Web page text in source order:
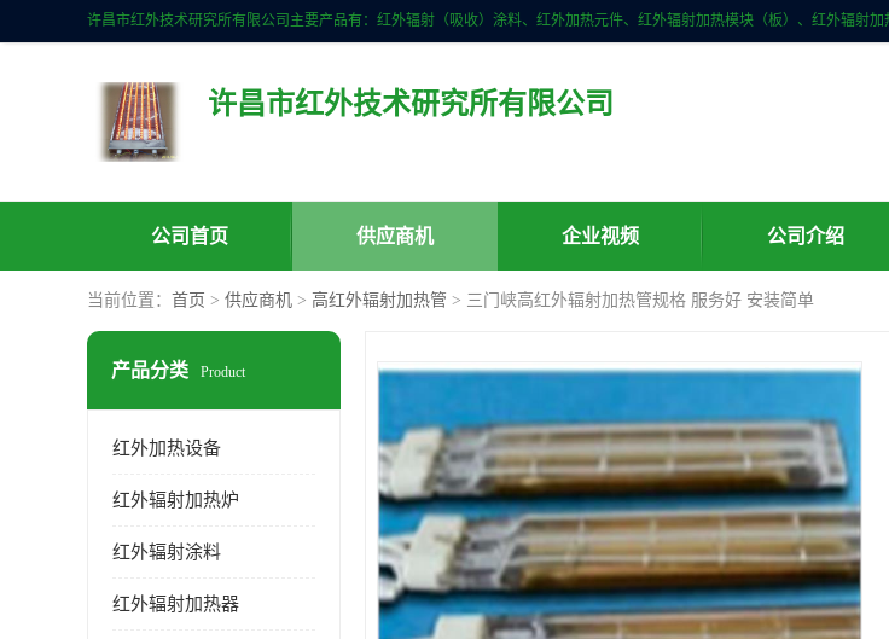
许昌市红外技术研究所有限公司
公司首页 供应商机 企业视频 公司介绍
当前位置： 首页 > 供应商机 > 高红外辐射加热管 > 三门峡高红外辐射加热管规格 服务好 安装简单
产品分类 Product
红外加热设备
红外辐射加热炉
红外辐射涂料
红外辐射加热器